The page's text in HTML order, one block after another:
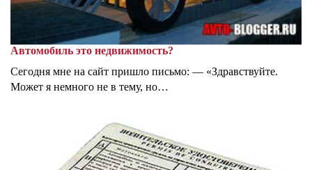
Автомобиль это недвижимость?
Сегодня мне на сайт пришло письмо: — «Здравствуйте.
Может я немного не в тему, но…